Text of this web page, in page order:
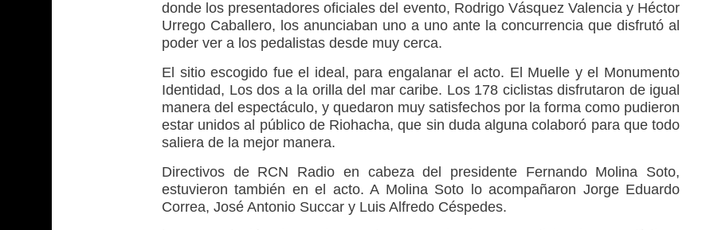
donde los presentadores oficiales del evento, Rodrigo Vásquez Valencia y Héctor
Urrego Caballero, los anunciaban uno a uno ante la concurrencia que disfrutó al
poder ver a los pedalistas desde muy cerca.
El sitio escogido fue el ideal, para engalanar el acto. El Muelle y el Monumento
Identidad, Los dos a la orilla del mar caribe. Los 178 ciclistas disfrutaron de igual
manera del espectáculo, y quedaron muy satisfechos por la forma como pudieron
estar unidos al público de Riohacha, que sin duda alguna colaboró para que todo
saliera de la mejor manera.
Directivos de RCN Radio en cabeza del presidente Fernando Molina Soto,
estuvieron también en el acto. A Molina Soto lo acompañaron Jorge Eduardo
Correa, José Antonio Succar y Luis Alfredo Céspedes.